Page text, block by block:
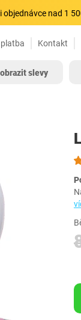
nad 1
Kontakt
slevy